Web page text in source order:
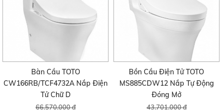
Bàn Cầu TOTO
CW166RB/TCF4732A Nắp Điện
Tử Chữ D
66.570.000 đ
Bồn Cầu Điện Tử TOTO
MS885CDW12 Nắp Tự Động
Đóng Mở
43.701.000 đ